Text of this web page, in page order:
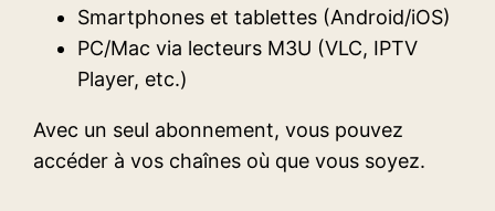
Smartphones et tablettes (Android/iOS)
PC/Mac via lecteurs M3U (VLC, IPTV
Player, etc.)
Avec un seul abonnement, vous pouvez
accéder à vos chaînes où que vous soyez.